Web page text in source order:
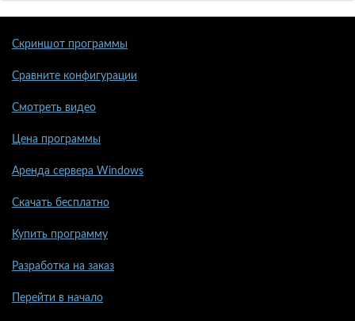
Скриншот программы
Сравните конфигурации
Смотреть видео
Цена программы
Аренда сервера Windows
Скачать бесплатно
Купить программу
Разработка на заказ
Перейти в начало